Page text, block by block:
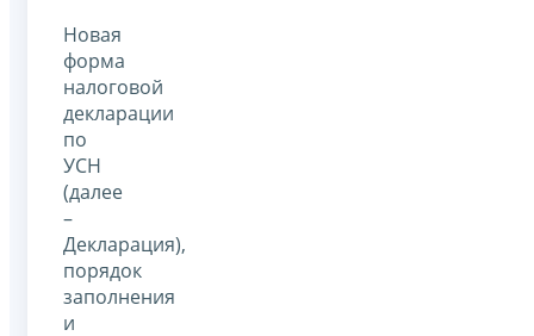
Новая
форма
налоговой
декларации
по
УСН
(далее
–
Декларация),
порядок
заполнения
и